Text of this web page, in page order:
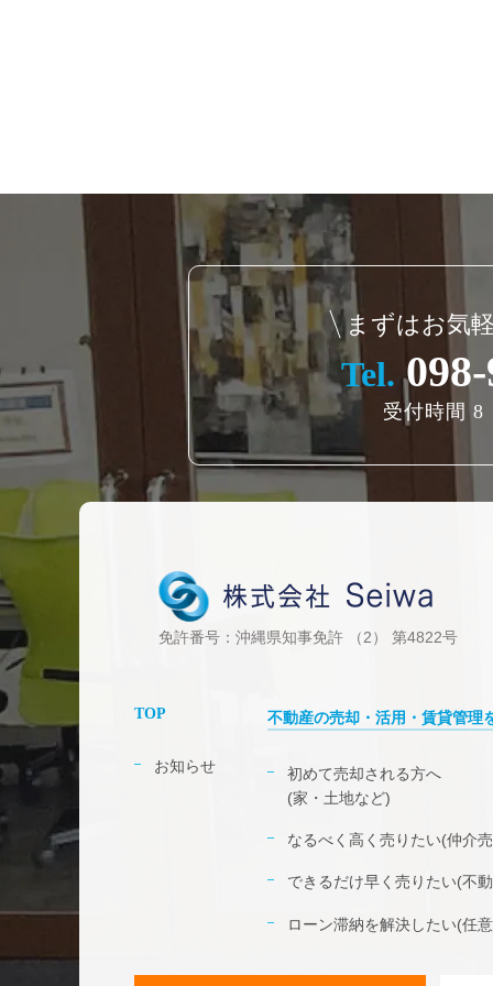
まずはお気
Tel.
受付時間 8
免許番号：沖縄県知事免許 （2） 第4822号
TOP
お知らせ
不動産の売却・活用・賃貸管理
初めて売却される方へ
(家・土地など)
なるべく高く売りたい(仲介
できるだけ早く売りたい(不
ローン滞納を解決したい(任